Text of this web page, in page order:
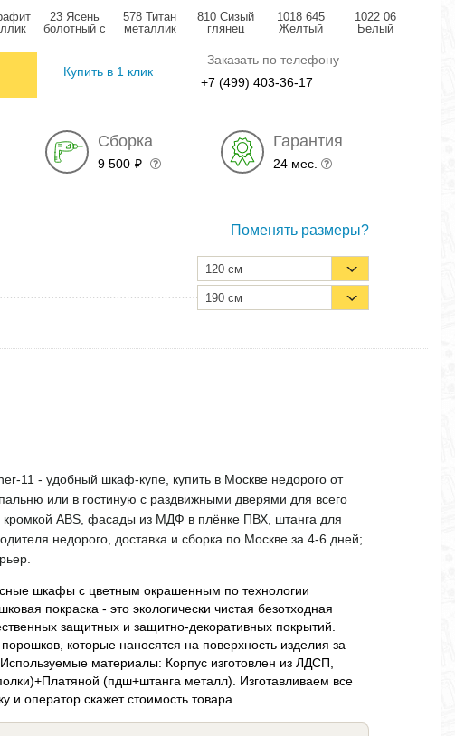
23 Ясень
болотный с
578 Титан
металлик
810 Сизый
глянец
1018 645
Желтый
глянец
1022 06
Белый
Купить в 1 клик
Заказать по телефону
+7 (499) 403-36-17
Сборка
9 500 ₽
Гарантия
24 мес.
Поменять размеры?
120 см
190 см
11 - удобный шкаф-купе, купить в Москве недорого от
или в гостиную с раздвижными дверями для всего
ABS, фасады из МДФ в плёнке ПВХ, штанга для
недорого, доставка и сборка по Москве за 4-6 дней;
шкафы с цветным окрашенным по технологии
покраска - это экологически чистая безотходная
защитных и защитно-декоративных покрытий.
которые наносятся на поверхность изделия за
материалы: Корпус изготовлен из ЛДСП,
(пдш+штанга металл). Изготавливаем все
оператор скажет стоимость товара.